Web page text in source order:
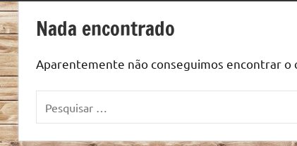
Nada encontrado
Aparentemente não conseguimos encontrar o
Pesquisar
por: